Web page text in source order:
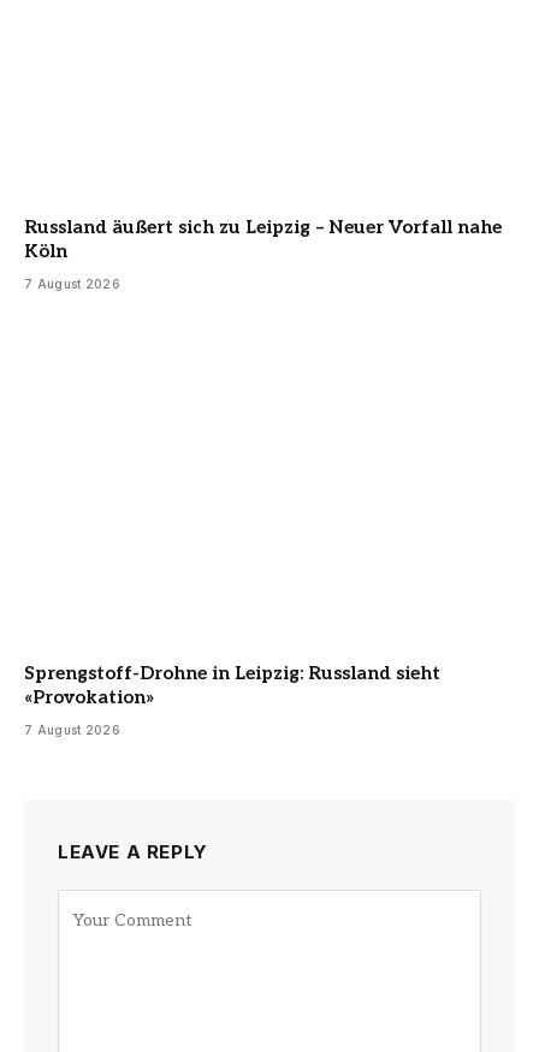
Russland äußert sich zu Leipzig – Neuer Vorfall nahe
Köln
7 August 2026
Sprengstoff-Drohne in Leipzig: Russland sieht
«Provokation»
7 August 2026
LEAVE A REPLY